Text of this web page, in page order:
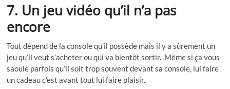
7. Un jeu vidéo qu’il n’a pas
encore
Tout dépend de la console qu’il possède mais il y a sûrement un
jeu qu’il veut s’acheter ou qui va bientôt sortir. Même si ça vous
saoule parfois qu’il soit trop souvent devant sa console, lui faire
un cadeau c’est avant tout lui faire plaisir.